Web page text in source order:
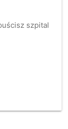
szpital